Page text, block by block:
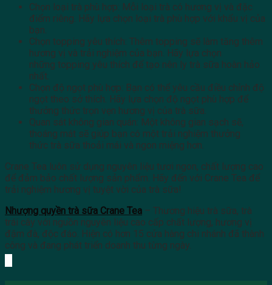
Chọn loại trà phù hợp: Mỗi loại trà có hương vị và đặc
điểm riêng. Hãy lựa chọn loại trà phù hợp với khẩu vị của
bạn.
Chọn topping yêu thích: Thêm topping sẽ làm tăng thêm
hương vị và trải nghiệm của bạn. Hãy lựa chọn
những topping yêu thích để tạo nên ly trà sữa hoàn hảo
nhất.
Chọn độ ngọt phù hợp: Bạn có thể yêu cầu điều chỉnh độ
ngọt theo sở thích. Hãy lựa chọn độ ngọt phù hợp để
thưởng thức trọn vẹn hương vị của trà sữa.
Quan sát không gian quán: Một không gian sạch sẽ,
thoáng mát sẽ giúp bạn có một trải nghiệm thưởng
thức trà sữa thoải mái và ngon miệng hơn.
Crane Tea luôn sử dụng nguyên liệu tươi ngon, chất lượng cao
để đảm bảo chất lượng sản phẩm. Hãy đến với Crane Tea để
trải nghiệm hương vị tuyệt vời của trà sữa!
Nhượng quyền trà sữa Crane Tea – Thương hiệu trà sữa, trà
trái cây với nguồn nguyên liệu cao cấp chất lượng, hương vị
đậm đà, độc đáo. Hiện có hơn 15 cửa hàng chi nhánh đã thành
công và đang phát triển doanh thu từng ngày.